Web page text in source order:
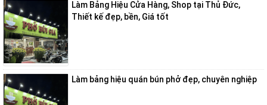
Làm Bảng Hiệu Cửa Hàng, Shop tại Thủ Đức,
Thiết kế đẹp, bền, Giá tốt
Làm bảng hiệu quán bún phở đẹp, chuyên nghiệp